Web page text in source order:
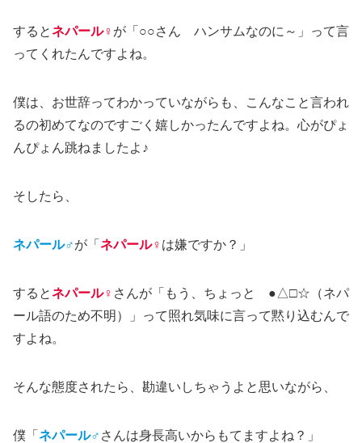
するとネパール♀ が「○○さん ハンサムなのに～」って言
ってくれたんですよね。
僕は、お世辞ってわかっていながらも、こんなこと言われ
るの初めてなのですごく嬉しかったんですよね。心がぴょ
んぴょん跳ねましたよ♪
そしたら、
ネパール♂が「 ネパール♀ は嫌ですか？」
するとネパール♀ さんが「もう、ちょっと ●△□☆（ネパ
ール語のため不明）」って照れ気味に言って黙り込むんで
すよね。
そんな態度されたら、勘違いしちゃうよと思いながら、
僕「 ネパール♂ さんは身長高いからもてますよね？」